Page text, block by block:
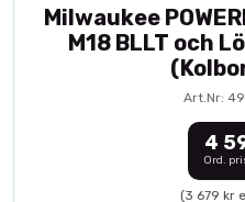
Milwaukee
M18 BLLT och
Art.Nr:
4
Ord.
(3 679 kr